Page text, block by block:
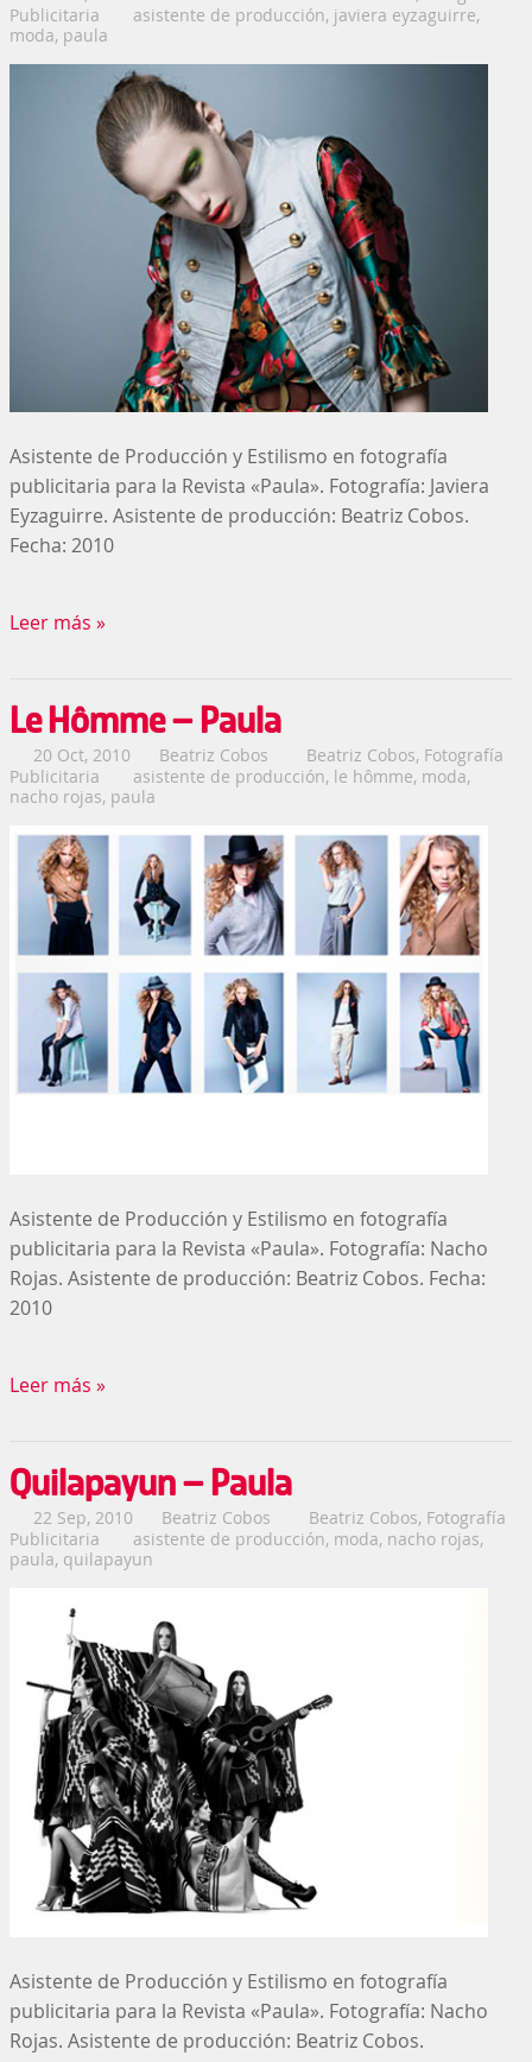
Publicitaria
asistente de producción, javiera eyzaguirre,
moda, paula
Asistente de Producción y Estilismo en fotografía
publicitaria para la Revista «Paula». Fotografía: Javiera
Eyzaguirre. Asistente de producción: Beatriz Cobos.
Fecha: 2010
Leer más »
Le Hômme – Paula
20 Oct, 2010 Beatriz Cobos Beatriz Cobos, Fotografía
Publicitaria
asistente de producción, le hômme, moda,
nacho rojas, paula
Asistente de Producción y Estilismo en fotografía
publicitaria para la Revista «Paula». Fotografía: Nacho
Rojas. Asistente de producción: Beatriz Cobos. Fecha:
2010
Leer más »
Quilapayun – Paula
22 Sep, 2010 Beatriz Cobos Beatriz Cobos, Fotografía
Publicitaria
asistente de producción, moda, nacho rojas,
paula, quilapayun
Asistente de Producción y Estilismo en fotografía
publicitaria para la Revista «Paula». Fotografía: Nacho
Rojas. Asistente de producción: Beatriz Cobos.